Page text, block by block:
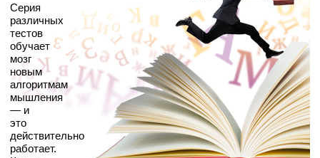
Серия
различных
тестов
обучает
мозг
новым
алгоритмам
мышления
— и
это
действительно
работает.